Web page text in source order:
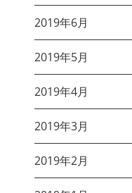
2019年6月
2019年5月
2019年4月
2019年3月
2019年2月